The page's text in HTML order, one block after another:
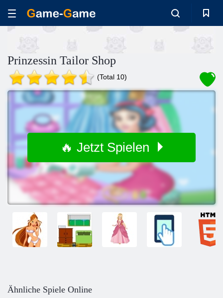
Prinzessin Tailor Shop
(Total 10)
🔥 Jetzt Spielen
Ähnliche Spiele Online